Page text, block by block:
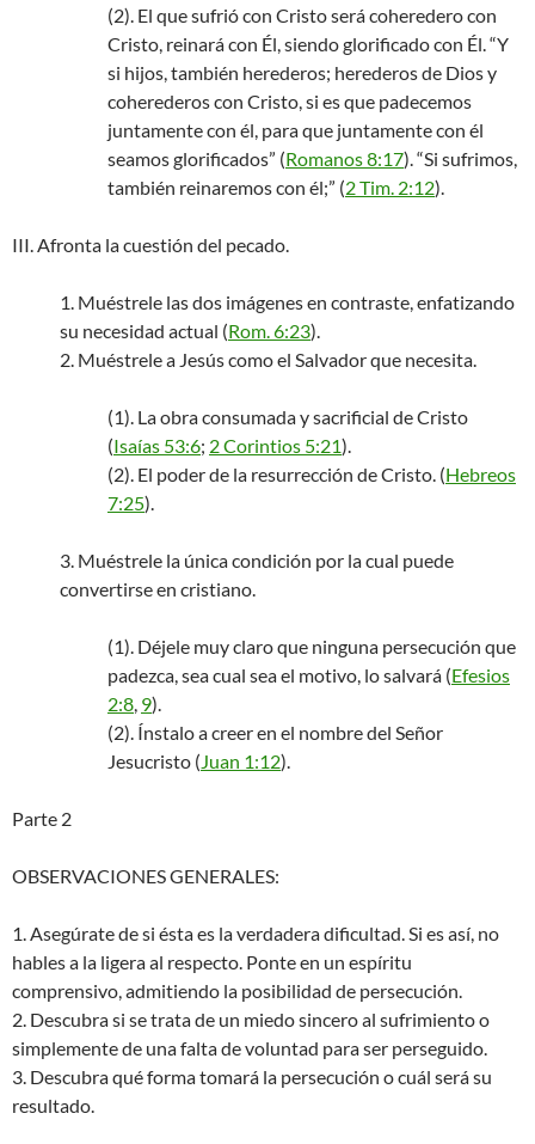
(2). El que sufrió con Cristo será coheredero con
Cristo, reinará con Él, siendo glorificado con Él. “Y
si hijos, también herederos; herederos de Dios y
coherederos con Cristo, si es que padecemos
juntamente con él, para que juntamente con él
seamos glorificados” (Romanos 8:17). “Si sufrimos,
también reinaremos con él;” (2 Tim. 2:12).
III. Afronta la cuestión del pecado.
1. Muéstrele las dos imágenes en contraste, enfatizando
su necesidad actual (Rom. 6:23).
2. Muéstrele a Jesús como el Salvador que necesita.
(1). La obra consumada y sacrificial de Cristo
(Isaías 53:6; 2 Corintios 5:21).
(2). El poder de la resurrección de Cristo. (Hebreos
7:25).
3. Muéstrele la única condición por la cual puede
convertirse en cristiano.
(1). Déjele muy claro que ninguna persecución que
padezca, sea cual sea el motivo, lo salvará (Efesios
2:8, 9).
(2). Ínstalo a creer en el nombre del Señor
Jesucristo (Juan 1:12).
Parte 2
OBSERVACIONES GENERALES:
1. Asegúrate de si ésta es la verdadera dificultad. Si es así, no
hables a la ligera al respecto. Ponte en un espíritu
comprensivo, admitiendo la posibilidad de persecución.
2. Descubra si se trata de un miedo sincero al sufrimiento o
simplemente de una falta de voluntad para ser perseguido.
3. Descubra qué forma tomará la persecución o cuál será su
resultado.